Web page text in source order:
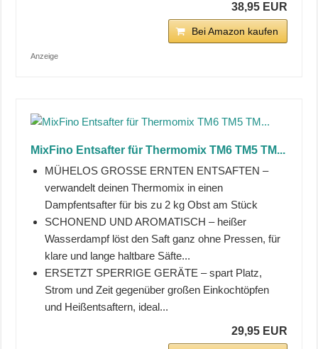
38,95 EUR
Bei Amazon kaufen
Anzeige
MixFino Entsafter für Thermomix TM6 TM5 TM...
MÜHELOS GROSSE ERNTEN ENTSAFTEN –
verwandelt deinen Thermomix in einen
Dampfentsafter für bis zu 2 kg Obst am Stück
SCHONEND UND AROMATISCH – heißer
Wasserdampf löst den Saft ganz ohne Pressen, für
klare und lange haltbare Säfte...
ERSETZT SPERRIGE GERÄTE – spart Platz,
Strom und Zeit gegenüber großen Einkochtöpfen
und Heißentsaftern, ideal...
29,95 EUR